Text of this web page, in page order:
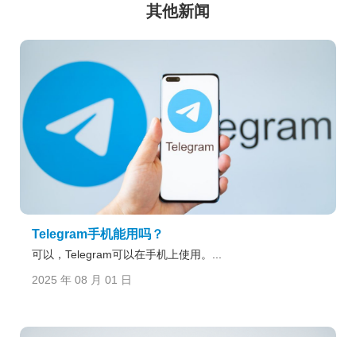
其他新闻
Telegram手机能用吗？
可以，Telegram可以在手机上使用。...
2025 年 08 月 01 日